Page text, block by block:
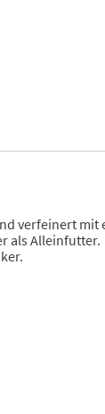
verfeinert
als Alleinfutter.